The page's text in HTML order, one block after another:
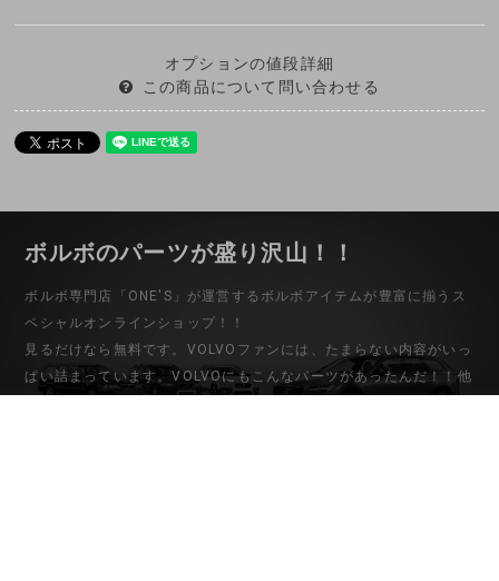
オプションの値段詳細
この商品について問い合わせる
ボルボのパーツが盛り沢山！！
ボルボ専門店「ONE'S」が運営するボルボアイテムが豊富に揃うス
ペシャルオンラインショップ！！
見るだけなら無料です。VOLVOファンには、たまらない内容がいっ
ぱい詰まっています。VOLVOにもこんなパーツがあったんだ！！他